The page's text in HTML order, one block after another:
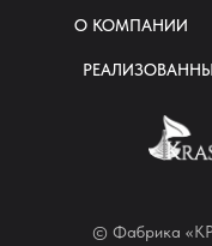
О КОМПАНИИ
© Фабрика